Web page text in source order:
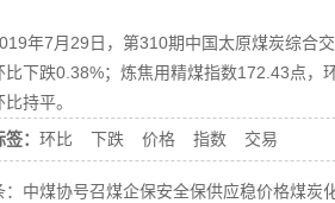
年7月29日，第310期中国太原煤炭综合
比下跌0.38%；炼焦用精煤指数172.43点
持平。
： 环比 下跌 价格 指数 交易
中煤协号召煤企保安全保供应稳价格煤炭